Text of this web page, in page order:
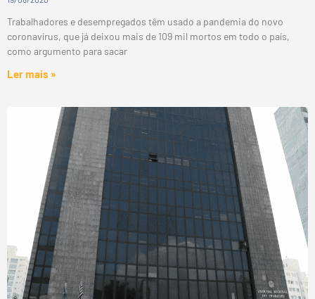
Trabalhadores e desempregados têm usado a pandemia do novo
coronavírus, que já deixou mais de 109 mil mortos em todo o país,
como argumento para sacar
Ler mais »